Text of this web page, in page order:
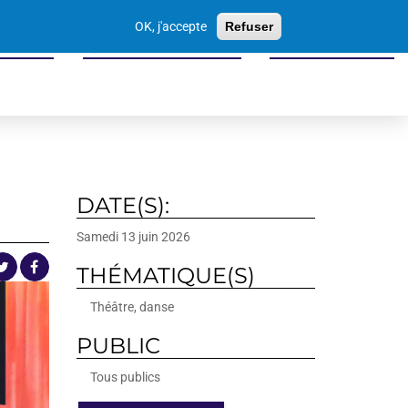
OK, j'accepte Refuser
Sports culture loisirs
DATE(S):
Samedi 13 juin 2026
THÉMATIQUE(S)
Théâtre, danse
PUBLIC
Tous publics